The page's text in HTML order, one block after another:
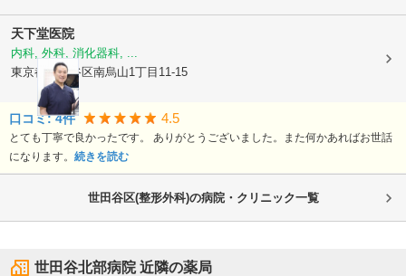
天下堂医院
内科, 外科, 消化器科, ...
東京都世田谷区南烏山1丁目11-15
口コミ:4件 4.5
とても丁寧で良かったです。 ありがとうございました。また何かあればお世話
になります。 続きを読む
世田谷区(整形外科)の病院・クリニック一覧
世田谷北部病院近隣の薬局